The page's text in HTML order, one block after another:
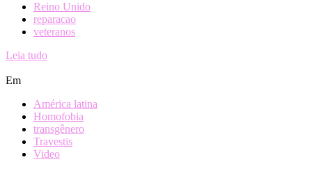
Reino Unido
reparacao
veteranos
Leia tudo
Em
América latina
Homofobia
transgênero
Travestis
Video